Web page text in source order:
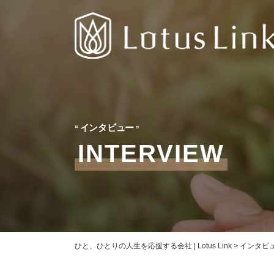
インタビュー
INTERVIEW
ひと、ひとりの人生を応援する会社 | Lotus Link > インタビ